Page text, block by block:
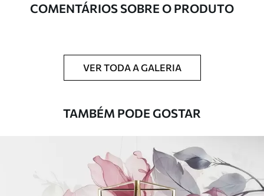
Adicionalmente
Disponível com revestimento de verniz
esponja macia. Murais de parede com
revestimento de verniz podem ser limpos
Aplicação perfeita
Materiais disponíveis
COMENTÁRIOS SOBRE O PRODUTO
VER TODA A GALERIA
TAMBÉM PODE GOSTAR